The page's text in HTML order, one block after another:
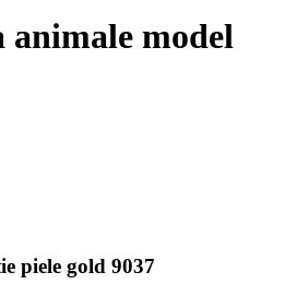
animale model
piele gold 9037